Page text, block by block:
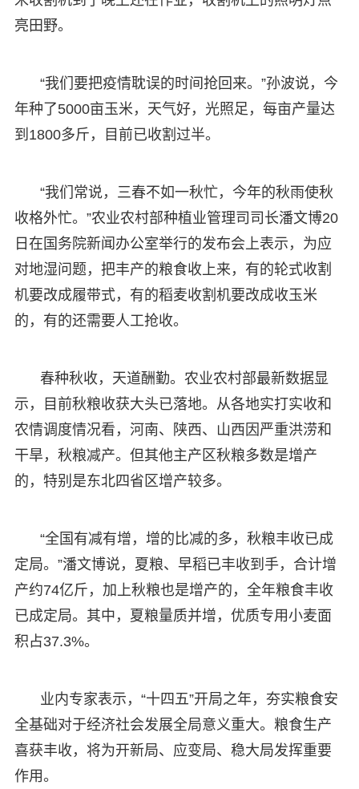
亮田野。
“我们要把疫情耽误的时间抢回来。”孙波说，今
年种了5000亩玉米，天气好，光照足，每亩产量达
到1800多斤，目前已收割过半。
“我们常说，三春不如一秋忙，今年的秋雨使秋
收格外忙。”农业农村部种植业管理司司长潘文博20
日在国务院新闻办公室举行的发布会上表示，为应
对地湿问题，把丰产的粮食收上来，有的轮式收割
机要改成履带式，有的稻麦收割机要改成收玉米
的，有的还需要人工抢收。
春种秋收，天道酬勤。农业农村部最新数据显
示，目前秋粮收获大头已落地。从各地实打实收和
农情调度情况看，河南、陕西、山西因严重洪涝和
干旱，秋粮减产。但其他主产区秋粮多数是增产
的，特别是东北四省区增产较多。
“全国有减有增，增的比减的多，秋粮丰收已成
定局。”潘文博说，夏粮、早稻已丰收到手，合计增
产约74亿斤，加上秋粮也是增产的，全年粮食丰收
已成定局。其中，夏粮量质并增，优质专用小麦面
积占37.3%。
业内专家表示，“十四五”开局之年，夯实粮食安
全基础对于经济社会发展全局意义重大。粮食生产
喜获丰收，将为开新局、应变局、稳大局发挥重要
作用。